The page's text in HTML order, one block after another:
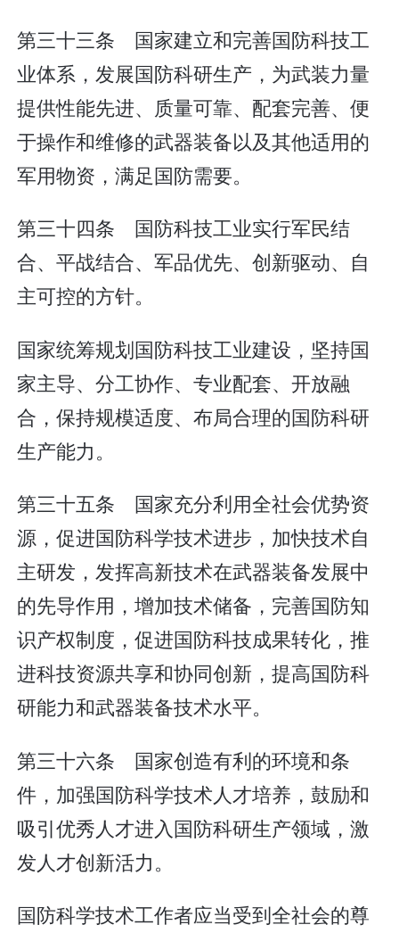
第三十三条 国家建立和完善国防科技工
业体系，发展国防科研生产，为武装力量
提供性能先进、质量可靠、配套完善、便
于操作和维修的武器装备以及其他适用的
军用物资，满足国防需要。
第三十四条 国防科技工业实行军民结
合、平战结合、军品优先、创新驱动、自
主可控的方针。
国家统筹规划国防科技工业建设，坚持国
家主导、分工协作、专业配套、开放融
合，保持规模适度、布局合理的国防科研
生产能力。
第三十五条 国家充分利用全社会优势资
源，促进国防科学技术进步，加快技术自
主研发，发挥高新技术在武器装备发展中
的先导作用，增加技术储备，完善国防知
识产权制度，促进国防科技成果转化，推
进科技资源共享和协同创新，提高国防科
研能力和武器装备技术水平。
第三十六条 国家创造有利的环境和条
件，加强国防科学技术人才培养，鼓励和
吸引优秀人才进入国防科研生产领域，激
发人才创新活力。
国防科学技术工作者应当受到全社会的尊